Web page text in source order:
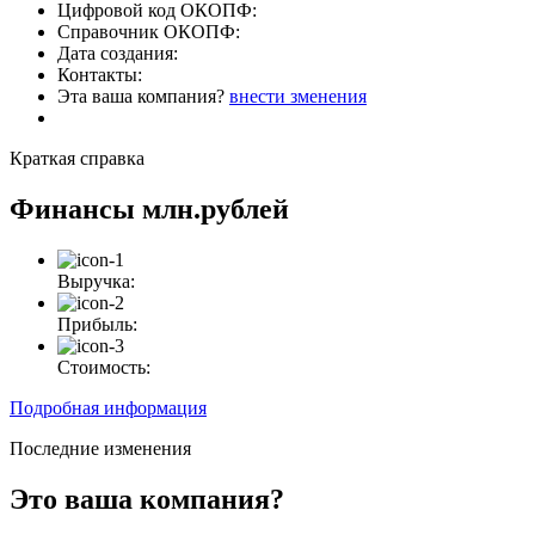
Цифровой код ОКОПФ:
Справочник ОКОПФ:
Дата создания:
Контакты:
Эта ваша компания? внести зменения
Краткая справка
Финансы млн.рублей
Выручка:
Прибыль:
Стоимость:
Подробная информация
Последние изменения
Это ваша компания?